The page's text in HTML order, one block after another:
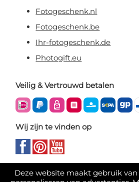
Deze website maakt gebruik van
Fotogeschenk.nl
Fotogeschenk.be
Ihr-fotogeschenk.de
Photogift.eu
Veilig & Vertrouwd betalen
Wij zijn te vinden op